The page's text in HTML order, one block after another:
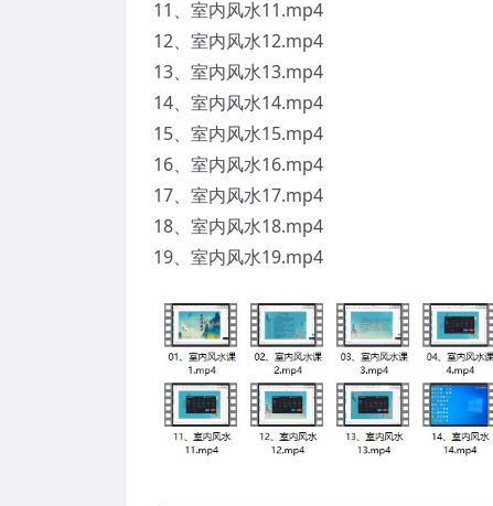
11、室内风水11.mp4
12、室内风水12.mp4
13、室内风水13.mp4
14、室内风水14.mp4
15、室内风水15.mp4
16、室内风水16.mp4
17、室内风水17.mp4
18、室内风水18.mp4
19、室内风水19.mp4